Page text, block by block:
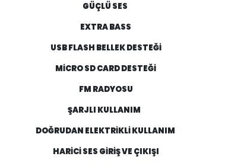
GÜÇLÜ SES
EXTRA BASS
USB FLASH BELLEK DESTEĞİ
MİCRO SD CARD DESTEĞİ
FM RADYOSU
ŞARJLI KULLANIM
DOĞRUDAN ELEKTRİKLİ KULLANIM
HARİCİ SES GİRİŞ VE ÇIKIŞI